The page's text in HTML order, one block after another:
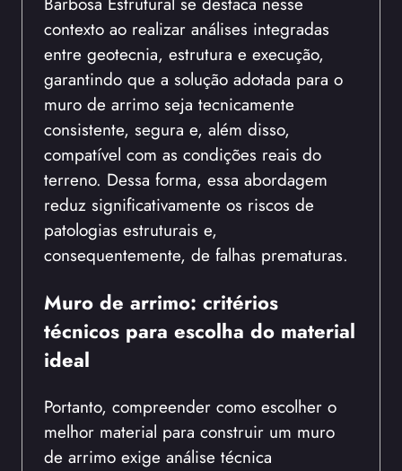
contexto ao realizar análises integradas
entre geotecnia, estrutura e execução,
garantindo que a solução adotada para o
muro de arrimo seja tecnicamente
consistente, segura e, além disso,
compatível com as condições reais do
terreno. Dessa forma, essa abordagem
reduz significativamente os riscos de
patologias estruturais e,
consequentemente, de falhas prematuras.
Muro de arrimo: critérios
técnicos para escolha do material
ideal
Portanto, compreender como escolher o
melhor material para construir um muro
de arrimo exige análise técnica